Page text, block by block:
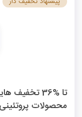
تا %36
محصولات پروتئینی